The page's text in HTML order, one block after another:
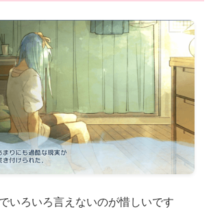
いろいろ言えないのが惜しいです